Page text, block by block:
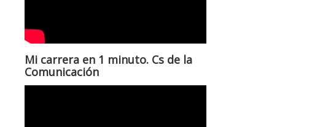
Mi carrera en 1 minuto. Cs de la
Comunicación